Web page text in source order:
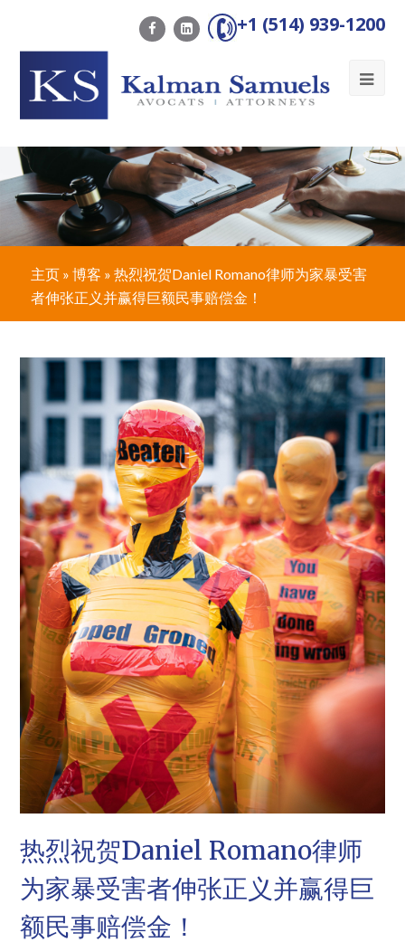
+1 (514) 939-1200
主页 »博客 »热烈祝贺Daniel Romano律师为家暴受害
者伸张正义并赢得巨额民事赔偿金！
热烈祝贺Daniel Romano律师
为家暴受害者伸张正义并赢得巨
额民事赔偿金！